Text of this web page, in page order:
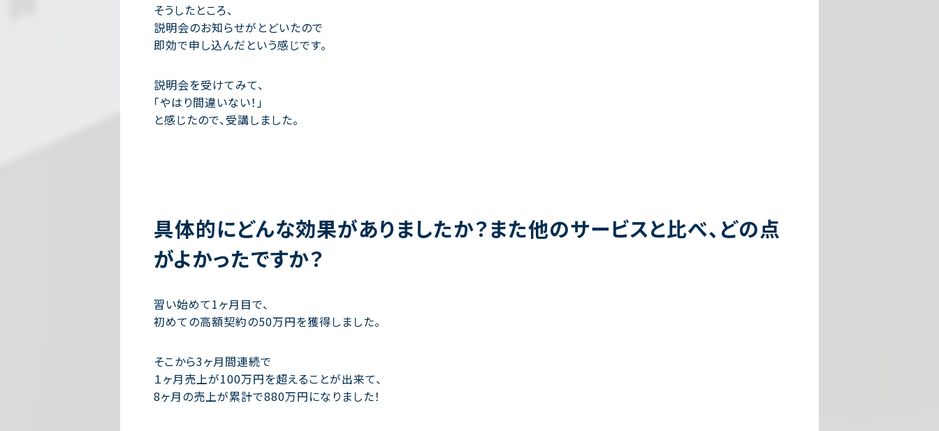
そうしたところ、
説明会のお知らせがとどいたので
即効で申し込んだという感じです。
説明会を受けてみて、
「やはり間違いない！」
と感じたので、受講しました。
具体的にどんな効果がありましたか？また他のサービスと比べ、どの点
がよかったですか？
習い始めて1ヶ月目で、
初めての高額契約の50万円を獲得しました。
そこから3ヶ月間連続で
１ヶ月売上が100万円を超えることが出来て、
8ヶ月の売上が累計で880万円になりました！